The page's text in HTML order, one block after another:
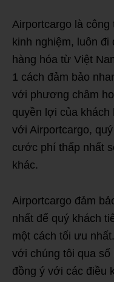
Airportcargo là
kinh nghiệm, luôn
hàng hóa từ Việt
1 cách đảm bảo
với phương châm
quyền lợi của
với Airportcargo,
cước phí thấp nhất
khác.
Airportcargo đảm
nhất để quý khách
một cách tối ưu
với chúng tôi qua số
đồng ý với các điều